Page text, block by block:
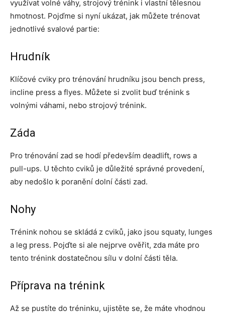
využívat volné váhy, strojový trénink i vlastní tělesnou
hmotnost. Pojďme si nyní ukázat, jak můžete trénovat
jednotlivé svalové partie:
Hrudník
Klíčové cviky pro trénování hrudníku jsou bench press,
incline press a flyes. Můžete si zvolit buď trénink s
volnými váhami, nebo strojový trénink.
Záda
Pro trénování zad se hodí především deadlift, rows a
pull-ups. U těchto cviků je důležité správné provedení,
aby nedošlo k poranění dolní části zad.
Nohy
Trénink nohou se skládá z cviků, jako jsou squaty, lunges
a leg press. Pojďte si ale nejprve ověřit, zda máte pro
tento trénink dostatečnou sílu v dolní části těla.
Příprava na trénink
Až se pustíte do tréninku, ujistěte se, že máte vhodnou